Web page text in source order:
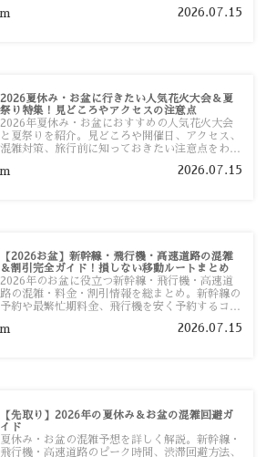
す。
2026.07.15
2026夏休み・お盆に行きたい人気花火大会＆夏
祭り特集！見どころやアクセスの注意点
2026年夏休み・お盆におすすめの人気花火大会
と夏祭りを紹介。見どころや開催日、アクセス、
混雑対策、旅行前に知っておきたい注意点をわか
2026.07.15
【2026お盆】新幹線・飛行機・高速道路の混雑
＆割引完全ガイド！損しない移動ルートまとめ
2026年のお盆に役立つ新幹線・飛行機・高速道
路の混雑・料金・割引情報を総まとめ。新幹線の
予約や最繁忙期料金、飛行機を安く予約するコ
い移動方法を分かりやすく解説します。2026.07.15
【先取り】2026年の夏休み＆お盆の混雑回避ガ
イド
夏休み・お盆の混雑予想を詳しく解説。新幹線・
飛行機・高速道路のピーク時間、渋滞回避方法、